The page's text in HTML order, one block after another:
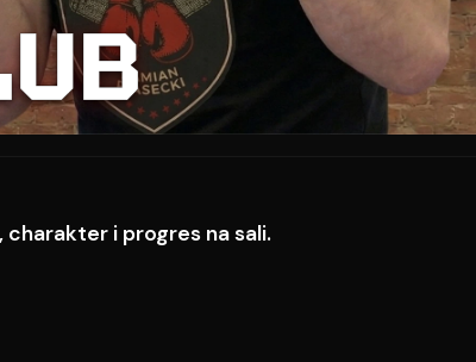
i progres na sali.